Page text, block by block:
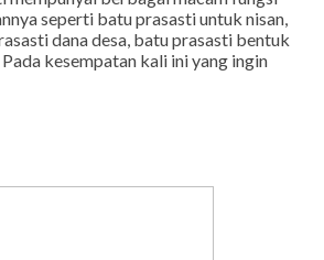
seperti batu prasasti untuk nisan,
dana desa, batu prasasti bentuk
kesempatan kali ini yang ingin